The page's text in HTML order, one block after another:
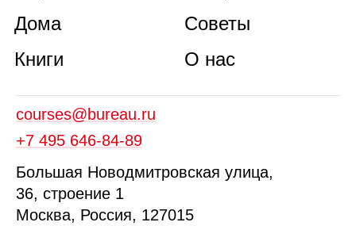
Дома
Книги
Советы
О нас
courses@bureau.ru
+7 495 646‑84‑89
Большая Новодмитровская улица,
36, строение 1
Москва, Россия, 127015